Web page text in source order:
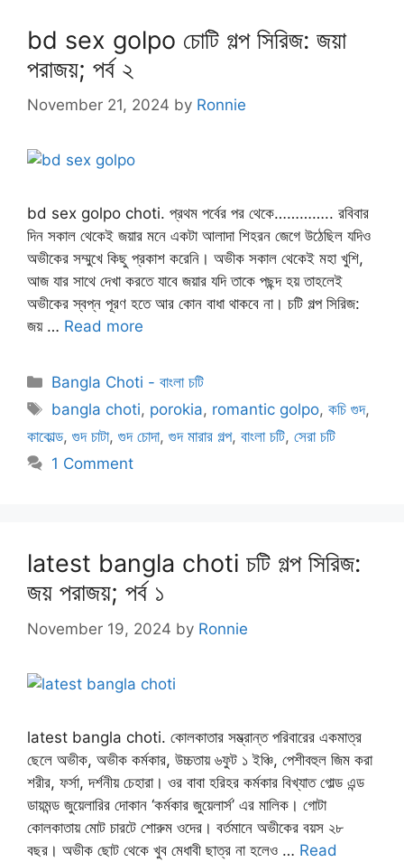
bd sex golpo চোটি গল্প সিরিজ: জয়া
পরাজয়; পর্ব ২
November 21, 2024 by Ronnie
bd sex golpo choti. প্রথম পর্বের পর থেকে………….. রবিবার
দিন সকাল থেকেই জয়ার মনে একটা আলাদা শিহরন জেগে উঠেছিল যদিও
অভীকের সম্মুখে কিছু প্রকাশ করেনি।‌ অভীক সকাল থেকেই মহা খুশি,
আজ যার সাথে দেখা করতে যাবে জয়ার যদি তাকে পছন্দ হয় তাহলেই
অভীকের স্বপ্ন পূরণ হতে আর কোন বাধা থাকবে না। চটি গল্প সিরিজ:
জয় … Read more
Categories
Bangla Choti - বাংলা চটি
Tags
bangla choti, porokia, romantic golpo,কচি গুদ,
কাকোল্ড, গুদ চাটা, গুদ চোদা, গুদ মারার গল্প, বাংলা চটি, সেরা চটি
1 Comment
latest bangla choti চটি গল্প সিরিজ:
জয় পরাজয়; পর্ব ১
November 19, 2024 by Ronnie
latest bangla choti. কোলকাতার সম্ভ্রান্ত পরিবারের একমাত্র
ছেলে অভীক, অভীক কর্মকার, উচ্চতায় ৬ফুট ১ ইঞ্চি, পেশীবহুল জিম করা
শরীর, ফর্সা, দর্শনীয় চেহারা। ওর বাবা হরিহর কর্মকার‌ বিখ্যাত গোল্ড এন্ড
ডায়মন্ড জুয়েলারির দোকান ‘কর্মকার জুয়েলার্স’ এর মালিক। গোটা
কোলকাতায় মোট চারটে শোরুম ওদের। বর্তমানে অভীকের বয়স ২৮
বছর। অভীক ছোট থেকে খুব মেধাবী ছাত্র না হলেও … Read